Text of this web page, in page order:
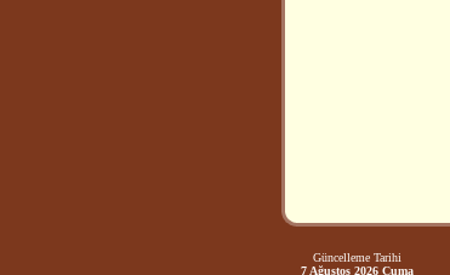
Güncelleme Tarihi
7 Ağustos 2026 Cuma